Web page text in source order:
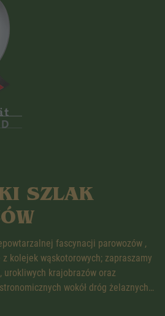
SZLAK
fascynacji parowozów ,
kolejek wąskotorowych; zapraszamy
krajobrazów oraz
wokół dróg żelaznych…